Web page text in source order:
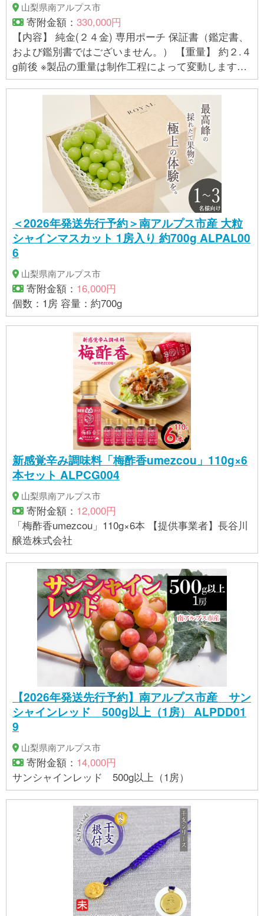
山梨県南アルプス市
寄附金額： 330,000円
【内容】 純金(２４金) 専用ポーチ 保証書（鑑定書、
および鑑別書ではございません。） 【重量】 約２.４
g前後 ※製品の重量は制作工程によって変動します。
手作業で制作しているため、均等な重さを心がけて
おりますが、指定範囲内で多少の誤差が生じる場合
があります。そのため、重量の具体的な指定はお受
けできません。 【製品サイズ】 縦：約１４.９ｍｍ
横：約１１.４ｍｍ 厚み：約１.７ｍｍ 【提供事業
者】株式会社 江商 ※製造過程に手作業がある為、数
値は前後する場合がございます。
＜2026年発送先行予約＞南アルプス市産 大粒
シャインマスカット 1房入り 約700g ALPAL00
6
山梨県南アルプス市
寄附金額： 16,000円
個数：1房 容量：約700g
新感覚辛み調味料「梅酢香umezcou」110g×6
本セット ALPCG004
山梨県南アルプス市
寄附金額： 12,000円
「梅酢香umezcou」110g×6本 【提供事業者】長谷川
醸造株式会社
【2026年発送先行予約】南アルプス市産 サン
シャインレッド 500g以上（1房） ALPDD01
9
山梨県南アルプス市
寄附金額： 14,000円
サンシャインレッド 500g以上（1房）